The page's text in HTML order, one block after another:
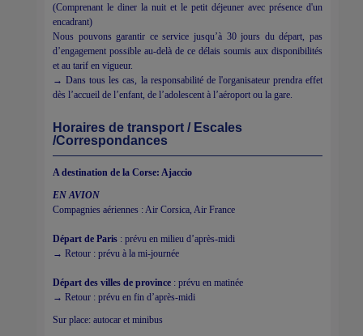
(Comprenant le diner la nuit et le petit déjeuner avec présence d'un
encadrant)
Nous pouvons garantir ce service jusqu’à 30 jours du départ, pas
d’engagement possible au-delà de ce délais soumis aux disponibilités
et au tarif en vigueur.
→ Dans tous les cas, la responsabilité de l'organisateur prendra effet
dès l’accueil de l’enfant, de l’adolescent à l’aéroport ou la gare.
Horaires de transport / Escales
/Correspondances
A destination de la Corse: Ajaccio
EN AVION
Compagnies aériennes : Air Corsica, Air France
Départ de Paris : prévu en milieu d’après-midi
→ Retour : prévu à la mi-journée
Départ des villes de province : prévu en matinée
→ Retour : prévu en fin d’après-midi
Sur place: autocar et minibus